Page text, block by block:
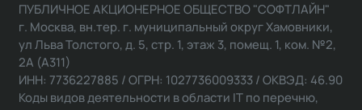
ПУБЛИЧНОЕ АКЦИОНЕРНОЕ ОБЩЕСТВО "СОФТЛАЙН"
г. Москва, вн.тер. г. муниципальный округ Хамовники,
ул Льва Толстого, д. 5, стр. 1, этаж 3, помещ. 1, ком. №2,
2А (А311)
ИНН: 7736227885 / ОГРН: 1027736009333 / ОКВЭД: 46.90
Коды видов деятельности в области IT по перечню,